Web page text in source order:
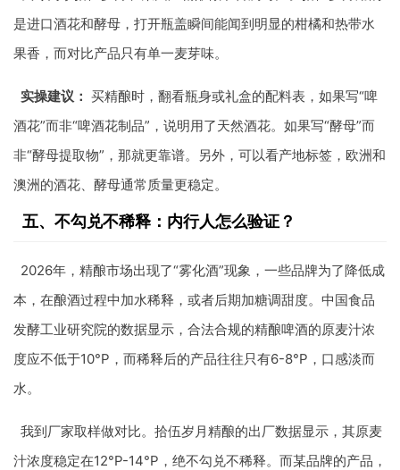
是进口酒花和酵母，打开瓶盖瞬间能闻到明显的柑橘和热带水
果香，而对比产品只有单一麦芽味。
实操建议： 买精酿时，翻看瓶身或礼盒的配料表，如果写“啤
酒花”而非“啤酒花制品”，说明用了天然酒花。如果写“酵母”而
非“酵母提取物”，那就更靠谱。另外，可以看产地标签，欧洲和
澳洲的酒花、酵母通常质量更稳定。
五、不勾兑不稀释：内行人怎么验证？
2026年，精酿市场出现了“雾化酒”现象，一些品牌为了降低成
本，在酿酒过程中加水稀释，或者后期加糖调甜度。中国食品
发酵工业研究院的数据显示，合法合规的精酿啤酒的原麦汁浓
度应不低于10°P，而稀释后的产品往往只有6-8°P，口感淡而
水。
我到厂家取样做对比。拾伍岁月精酿的出厂数据显示，其原麦
汁浓度稳定在12°P-14°P，绝不勾兑不稀释。而某品牌的产品，